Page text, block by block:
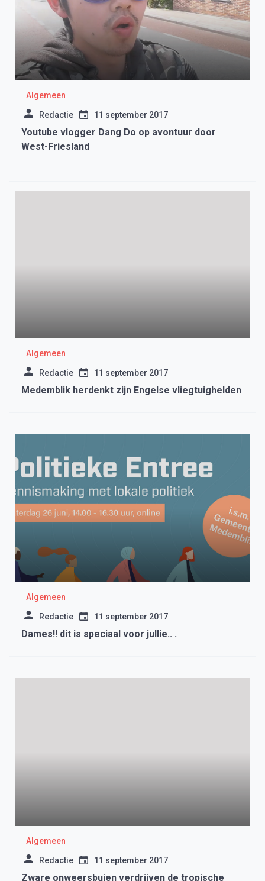
Algemeen
Redactie 11 september 2017
Youtube vlogger Dang Do op avontuur door
West-Friesland
Algemeen
Redactie 11 september 2017
Medemblik herdenkt zijn Engelse vliegtuighelden
Algemeen
Redactie 11 september 2017
Dames!! dit is speciaal voor jullie.. .
Algemeen
Redactie 11 september 2017
Zware onweersbuien verdrijven de tropische